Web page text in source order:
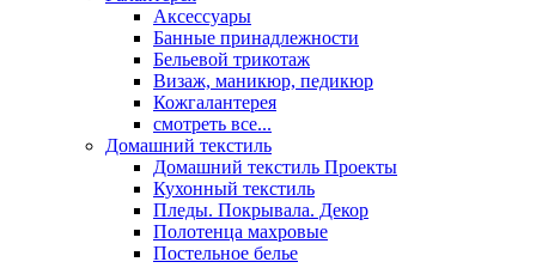
Аксессуары
Банные принадлежности
Бельевой трикотаж
Визаж, маникюр, педикюр
Кожгалантерея
смотреть все...
Домашний текстиль
Домашний текстиль Проекты
Кухонный текстиль
Пледы. Покрывала. Декор
Полотенца махровые
Постельное белье